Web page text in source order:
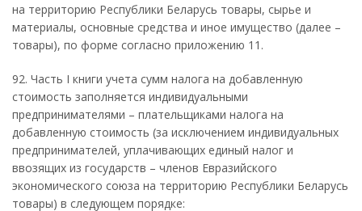
на территорию Республики Беларусь товары, сырье и
материалы, основные средства и иное имущество (далее –
товары), по форме согласно приложению 11.
92. Часть I книги учета сумм налога на добавленную
стоимость заполняется индивидуальными
предпринимателями – плательщиками налога на
добавленную стоимость (за исключением индивидуальных
предпринимателей, уплачивающих единый налог и
ввозящих из государств – членов Евразийского
экономического союза на территорию Республики Беларусь
товары) в следующем порядке: